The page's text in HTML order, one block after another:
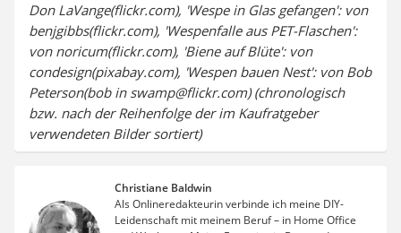
Don LaVange(flickr.com), 'Wespe in Glas gefangen': von
benjgibbs(flickr.com), 'Wespenfalle aus PET-Flaschen':
von noricum(flickr.com), 'Biene auf Blüte': von
condesign(pixabay.com), 'Wespen bauen Nest': von Bob
Peterson(bob in swamp@flickr.com) (chronologisch
bzw. nach der Reihenfolge der im Kaufratgeber
verwendeten Bilder sortiert)
Christiane Baldwin
Als Onlineredakteurin verbinde ich meine DIY-
Leidenschaft mit meinem Beruf – in Home Office